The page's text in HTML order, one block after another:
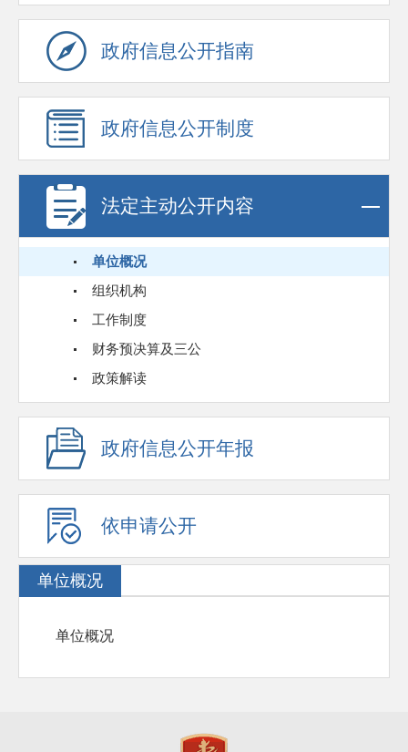
政府信息公开指南
政府信息公开制度
法定主动公开内容
单位概况
组织机构
工作制度
财务预决算及三公
政策解读
政府信息公开年报
依申请公开
单位概况
单位概况